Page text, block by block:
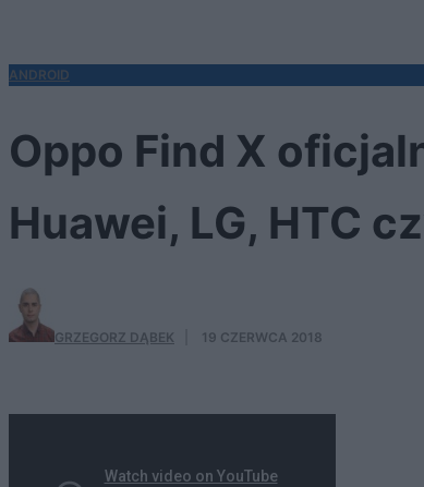
ANDROID
Oppo Find X
Huawei, LG, HTC
GRZEGORZ DĄBEK 19 CZERWCA 2018